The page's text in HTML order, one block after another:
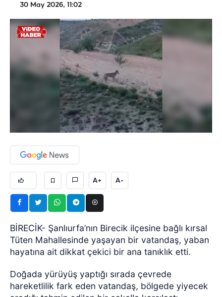
30 May 2026, 11:02
A+ A-
BİRECİK- Şanlıurfa’nın Birecik ilçesine bağlı kırsal
Tüten Mahallesinde yaşayan bir vatandaş, yaban
hayatına ait dikkat çekici bir ana tanıklık etti.
Doğada yürüyüş yaptığı sırada çevrede
hareketlilik fark eden vatandaş, bölgede yiyecek